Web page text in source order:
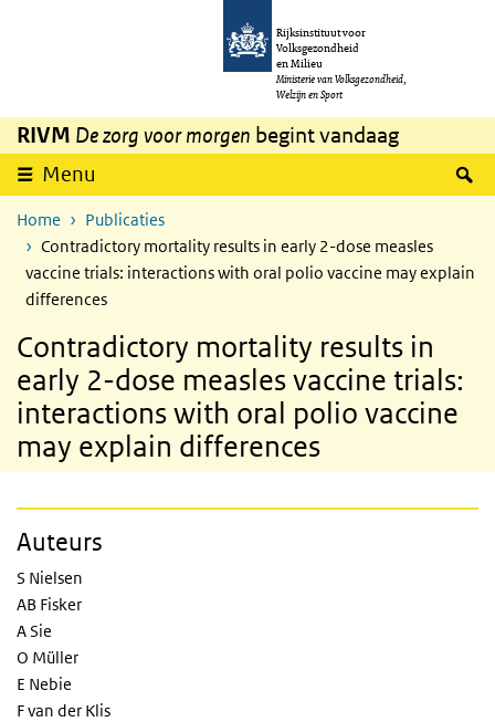
Overslaan en naar de inhoud gaan
Rijksinstituut voor
Volksgezondheid
en Milieu
Ministerie van Volksgezondheid,
Welzijn en Sport
RIVM De zorg voor morgen begint vandaag
Menu
Home
Publicaties
Contradictory mortality results in early 2-dose measles
vaccine trials: interactions with oral polio vaccine may explain
differences
Contradictory mortality results in
early 2-dose measles vaccine trials:
interactions with oral polio vaccine
may explain differences
Auteurs
S Nielsen
AB Fisker
A Sie
O Müller
E Nebie
F van der Klis